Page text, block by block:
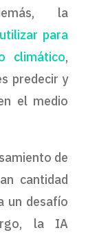
la
para
climático,
predecir y
el medio
de
cantidad
un desafío
la IA